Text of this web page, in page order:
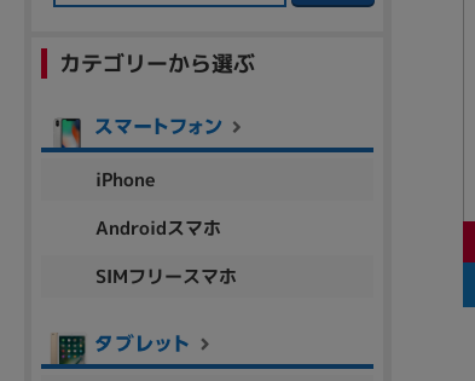
カテゴリーから選ぶ
iPhone
Androidスマホ
SIMフリースマホ
機能・特徴
商品の搭載機能による絞り込み
Webカメラ内蔵
ランク
商品状態の絞り込み